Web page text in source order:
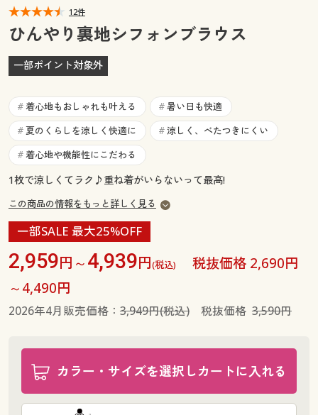
マイページ
閲覧履歴
お気に入り
サポート
ご利用ガイド
よくある質問とお問い合わせ
閲覧履歴
ご利用ガイド
よくある質問とお問い合わせ
12件
ひんやり裏地シフォンブラウス
一部ポイント対象外
# 着心地もおしゃれも叶える # 暑い日も快適
# 夏のくらしを涼しく快適に # 涼しく、べたつきにくい
# 着心地や機能性にこだわる
1枚で涼しくてラク♪重ね着がいらないって最高!
この商品の情報をもっと詳しく見る
一部SALE 最大25%OFF
2,959円～4,939円(税込)
税抜価格 2,690円
～4,490円
2026年4月販売価格： 3,949円(税込)税抜価格 3,590円
カラー・サイズを選択しカートに入れる